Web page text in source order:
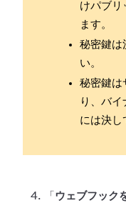
けパブリ
ます。
秘密鍵は
い。
秘密鍵は
り、バ
には決し
「 ウェブフック